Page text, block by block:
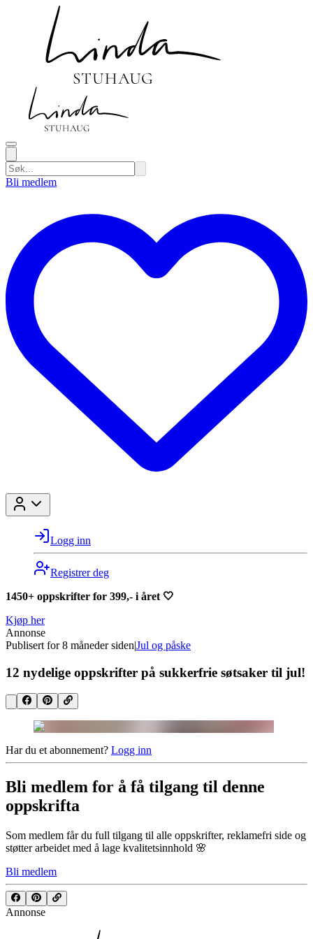
Bli medlem
Logg inn
Registrer deg
1450+ oppskrifter for 399,- i året 🤍
Kjøp her
Annonse
Publisert for 8 måneder siden|Jul og påske
12 nydelige oppskrifter på sukkerfrie søtsaker til jul!
Har du et abonnement? Logg inn
Bli medlem for å få tilgang til denne
oppskrifta
Som medlem får du full tilgang til alle oppskrifter, reklamefri side og
støtter arbeidet med å lage kvalitetsinnhold 🌸
Bli medlem
Annonse